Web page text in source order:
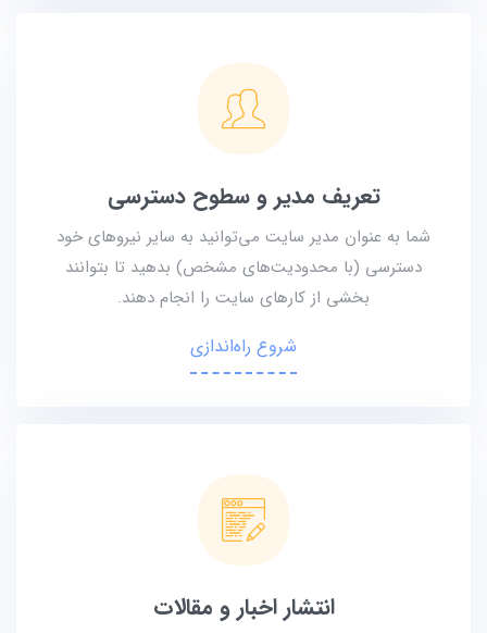
تعریف مدیر و سطوح دسترسی
شما به عنوان مدیر سایت می‌توانید به سایر نیروهای خود
دسترسی (با محدودیت‌های مشخص) بدهید تا بتوانند
بخشی از کارهای سایت را انجام دهند.
شروع راه‌اندازی
انتشار اخبار و مقالات